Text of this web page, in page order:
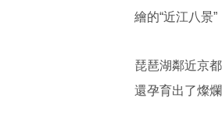
繪的“近江八景
琵琶湖鄰近京
還孕育出了燦